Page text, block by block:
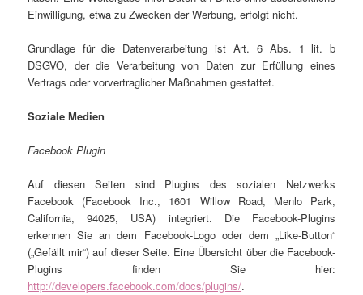
Einwilligung, etwa zu Zwecken der Werbung, erfolgt nicht.
Grundlage für die Datenverarbeitung ist Art. 6 Abs. 1 lit. b
DSGVO, der die Verarbeitung von Daten zur Erfüllung eines
Vertrags oder vorvertraglicher Maßnahmen gestattet.
Soziale Medien
Facebook Plugin
Auf diesen Seiten sind Plugins des sozialen Netzwerks
Facebook (Facebook Inc., 1601 Willow Road, Menlo Park,
California, 94025, USA) integriert. Die Facebook-Plugins
erkennen Sie an dem Facebook-Logo oder dem „Like-Button“
(„Gefällt mir“) auf dieser Seite. Eine Übersicht über die Facebook-
Plugins finden Sie hier:
http://developers.facebook.com/docs/plugins/.